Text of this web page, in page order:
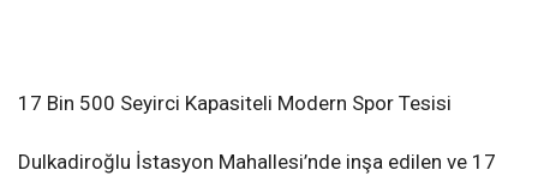
17 Bin 500 Seyirci Kapasiteli Modern Spor Tesisi
Dulkadiroğlu İstasyon Mahallesi’nde inşa edilen ve 17